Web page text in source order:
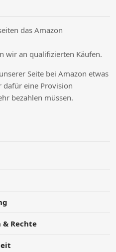
das Amazon
wir an qualifizierten Käufen.
Seite bei Amazon etwas
dafür eine Provision
bezahlen müssen.
& Rechte